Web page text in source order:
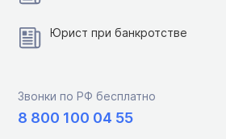
Юрист при банкротстве
Звонки по РФ бесплатно
8 800 100 04 55